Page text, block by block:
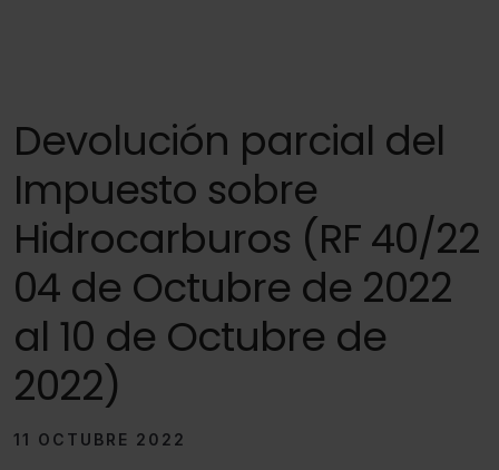
Devolución parcial del
Impuesto sobre
Hidrocarburos (RF 40/22
04 de Octubre de 2022
al 10 de Octubre de
2022)
11 OCTUBRE 2022